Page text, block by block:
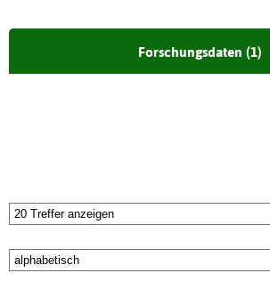
Forschungsdaten (1)